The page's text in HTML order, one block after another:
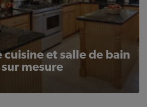
cuisine et salle de bain
sur mesure